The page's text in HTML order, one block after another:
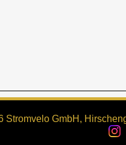
Stromvelo GmbH,